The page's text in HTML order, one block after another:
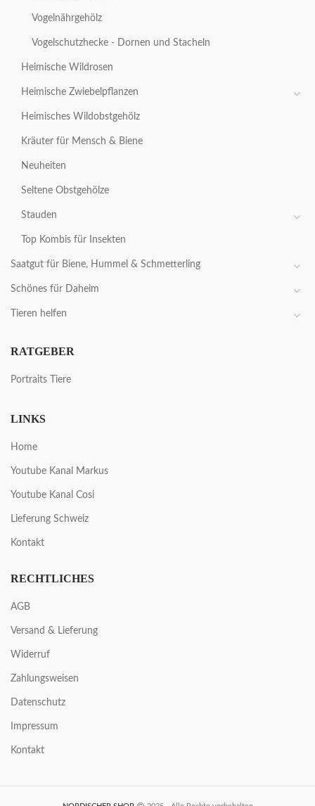
Vogelnährgehölz
Vogelschutzhecke - Dornen und Stacheln
Heimische Wildrosen
Heimische Zwiebelpflanzen
Heimisches Wildobstgehölz
Kräuter für Mensch & Biene
Neuheiten
Seltene Obstgehölze
Stauden
Top Kombis für Insekten
Saatgut für Biene, Hummel & Schmetterling
Schönes für Daheim
Tieren helfen
RATGEBER
Portraits Tiere
LINKS
Home
Youtube Kanal Markus
Youtube Kanal Cosi
Lieferung Schweiz
Kontakt
RECHTLICHES
AGB
Versand & Lieferung
Widerruf
Zahlungsweisen
Datenschutz
Impressum
Kontakt